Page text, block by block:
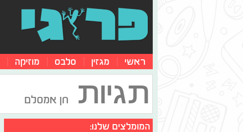
ראשי מגזין סלבס מוזיקה
תגיות חן אמסלם
המומלצים שלנו: